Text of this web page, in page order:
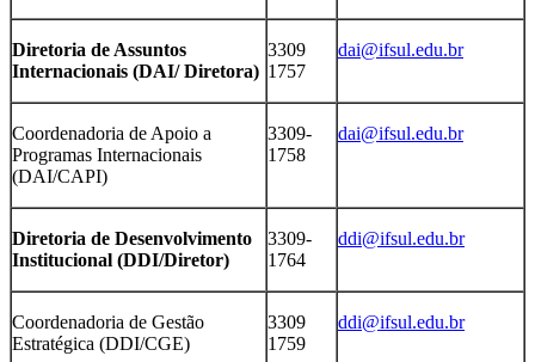
Diretoria de Assuntos
Internacionais (DAI/ Diretora)
3309
1757
dai@ifsul.edu.br
Coordenadoria de Apoio a
Programas Internacionais
(DAI/CAPI)
3309-
1758
dai@ifsul.edu.br
Diretoria de Desenvolvimento
Institucional (DDI/Diretor)
3309-
1764
ddi@ifsul.edu.br
Coordenadoria de Gestão
Estratégica (DDI/CGE)
3309
1759
ddi@ifsul.edu.br